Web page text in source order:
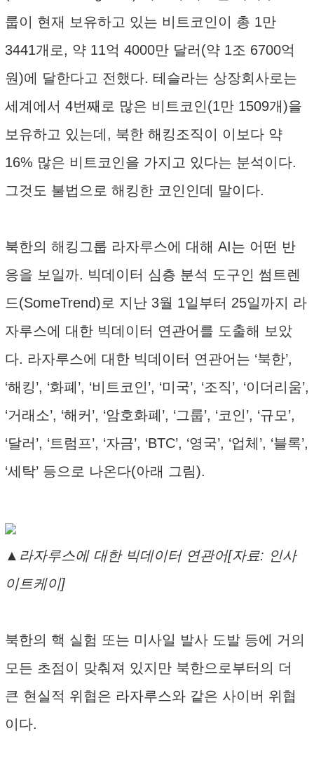
룹이 현재 보유하고 있는 비트코인이 총 1만
3441개로, 약 11억 4000만 달러(약 1조 6700억
원)에 달한다고 전했다. 테슬라는 상장회사로는
세계에서 4번째로 많은 비트코인(1만 1509개)을
보유하고 있는데, 북한 해킹조직이 이보다 약
16% 많은 비트코인을 가지고 있다는 분석이다.
그것도 불법으로 해킹한 코인인데 말이다.
북한의 해킹그룹 라자루스에 대해 AI는 어떤 반
응을 보일까. 빅데이터 심층 분석 도구인 썸트렌
드(SomeTrend)로 지난 3월 1일부터 25일까지 라
자루스에 대한 빅데이터 연관어를 도출해 보았
다. 라자루스에 대한 빅데이터 연관어는 ‘북한’,
‘해킹’, ‘화폐’, ‘비트코인’, ‘미국’, ‘조직’, ‘이더리움’,
‘거래소’, ‘해커’, ‘암호화폐’, ‘그룹’, ‘코인’, ‘규모’,
‘달러’, ‘트럼프’, ‘자금’, ‘BTC’, ‘영국’, ‘업체’, ‘블록’,
‘세탁’ 등으로 나온다(아래 그림).
▲라자루스에 대한 빅데이터 연관어[자료: 인사
이트케이]
북한의 핵 실험 또는 미사일 발사 도발 등에 거의
모든 초점이 맞춰져 있지만 북한으로부터의 더
큰 현실적 위협은 라자루스와 같은 사이버 위협
이다.